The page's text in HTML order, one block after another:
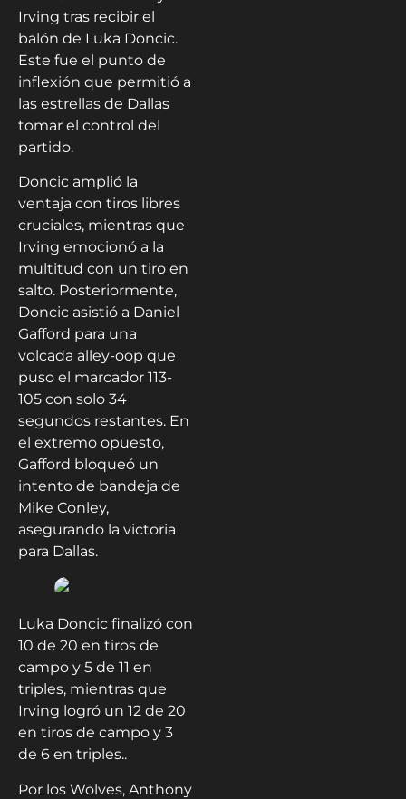
Irving tras recibir el
balón de Luka Doncic.
Este fue el punto de
inflexión que permitió a
las estrellas de Dallas
tomar el control del
partido.
Doncic amplió la
ventaja con tiros libres
cruciales, mientras que
Irving emocionó a la
multitud con un tiro en
salto. Posteriormente,
Doncic asistió a Daniel
Gafford para una
volcada alley-oop que
puso el marcador 113-
105 con solo 34
segundos restantes. En
el extremo opuesto,
Gafford bloqueó un
intento de bandeja de
Mike Conley,
asegurando la victoria
para Dallas.
Luka Doncic finalizó con
10 de 20 en tiros de
campo y 5 de 11 en
triples, mientras que
Irving logró un 12 de 20
en tiros de campo y 3
de 6 en triples..
Por los Wolves, Anthony